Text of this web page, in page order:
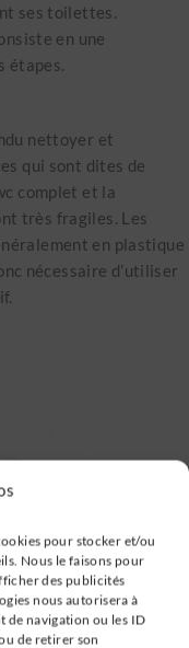
pour stocker et/ou
Nous le faisons pour
des publicités
nous autorisera à
de navigation ou les ID
de retirer son
ses toilettes.
en une
étapes.
nettoyer et
qui sont dites de
complet et la
très fragiles. Les
en plastique
nécessaire d’utiliser